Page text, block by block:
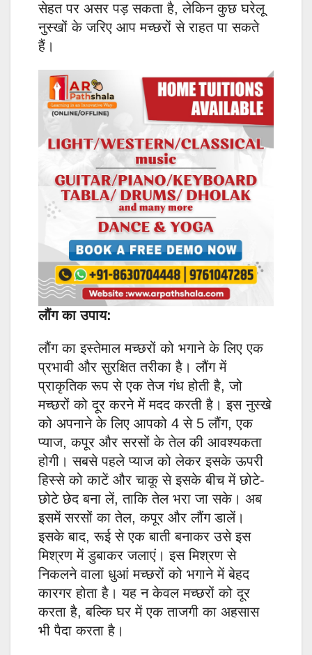
सेहत पर असर पड़ सकता है, लेकिन कुछ घरेलू
नुस्खों के जरिए आप मच्छरों से राहत पा सकते
हैं।
लौंग का उपाय:
लौंग का इस्तेमाल मच्छरों को भगाने के लिए एक
प्रभावी और सुरक्षित तरीका है। लौंग में
प्राकृतिक रूप से एक तेज गंध होती है, जो
मच्छरों को दूर करने में मदद करती है। इस नुस्खे
को अपनाने के लिए आपको 4 से 5 लौंग, एक
प्याज, कपूर और सरसों के तेल की आवश्यकता
होगी। सबसे पहले प्याज को लेकर इसके ऊपरी
हिस्से को काटें और चाकू से इसके बीच में छोटे-
छोटे छेद बना लें, ताकि तेल भरा जा सके। अब
इसमें सरसों का तेल, कपूर और लौंग डालें।
इसके बाद, रूई से एक बाती बनाकर उसे इस
मिश्रण में डुबाकर जलाएं। इस मिश्रण से
निकलने वाला धुआं मच्छरों को भगाने में बेहद
कारगर होता है। यह न केवल मच्छरों को दूर
करता है, बल्कि घर में एक ताजगी का अहसास
भी पैदा करता है।